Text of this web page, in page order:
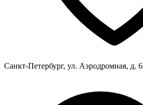
Санкт-Петербург, ул. Аэродромная, д. 6